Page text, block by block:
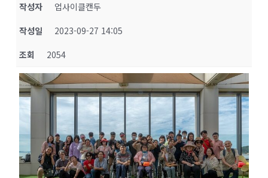
작성자
업사이클캔두
작성일
2023-09-27 14:05
조회
2054